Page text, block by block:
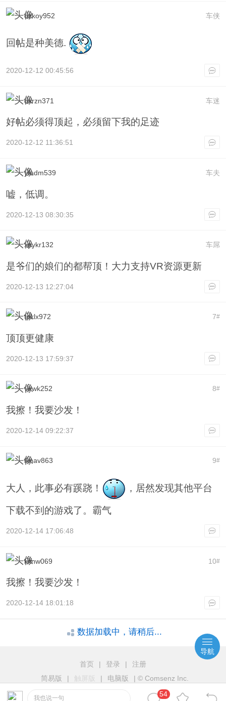
车侠
dzkoy952
回帖是种美德.
2020-12-12 00:45:56
车迷
dxrzn371
好帖必须得顶起，必须留下我的足迹
2020-12-12 11:36:51
车夫
yfadm539
嘘，低调。
2020-12-13 08:30:35
车屌
xpykr132
是爷们的娘们的都帮顶！大力支持VR资源更新
2020-12-13 12:27:04
7#
tpklx972
顶顶更健康
2020-12-13 17:59:37
8#
virwk252
我擦！我要沙发！
2020-12-14 09:22:37
9#
iknav863
大人，此事必有蹊跷！ ，居然发现其他平台
下载不到的游戏了。霸气
2020-12-14 17:06:48
10#
kitnw069
我擦！我要沙发！
2020-12-14 18:01:18
我也说一句
54
数据加载中，请稍后...
首页 | 登录 |
注册
简易版
| 触屏版 | 电脑版 | © Comsenz Inc.
导航